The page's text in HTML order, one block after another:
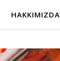
HAKKIMIZDA